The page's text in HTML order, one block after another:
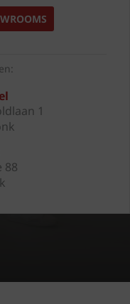
1
88